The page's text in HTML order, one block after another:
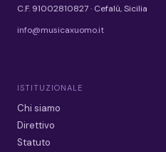
C.F. 91002810827 · Cefalù, Sicilia
info@musicaxuomo.it
ISTITUZIONALE
Chi siamo
Direttivo
Statuto